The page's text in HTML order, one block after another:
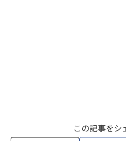
この記事をシ